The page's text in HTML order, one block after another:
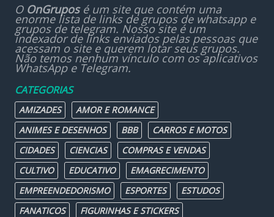
O OnGruposé um site que contém uma
enorme lista de links de grupos de whatsapp e
grupos de telegram. Nosso site é um
indexador de links enviados pelas pessoas que
acessam o site e querem lotar seus grupos.
Não temos nenhum vínculo com os aplicativos
WhatsApp e Telegram.
CATEGORIAS
AMIZADES
AMOR E ROMANCE
ANIMES E DESENHOS
BBB
CARROS E MOTOS
CIDADES
CIENCIAS
COMPRAS E VENDAS
CULTIVO
EDUCATIVO
EMAGRECIMENTO
EMPREENDEDORISMO
ESPORTES
ESTUDOS
FANATICOS
FIGURINHAS E STICKERS